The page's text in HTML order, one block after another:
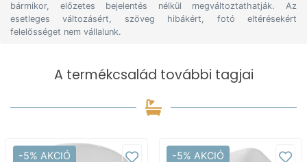
bármikor, előzetes bejelentés nélkül megváltoztathatják. Az
esetleges változásért, szöveg hibákért, fotó eltérésekért
felelősséget nem vállalunk.
A termékcsalád további tagjai
-5% AKCIÓ -5% AKCIÓ